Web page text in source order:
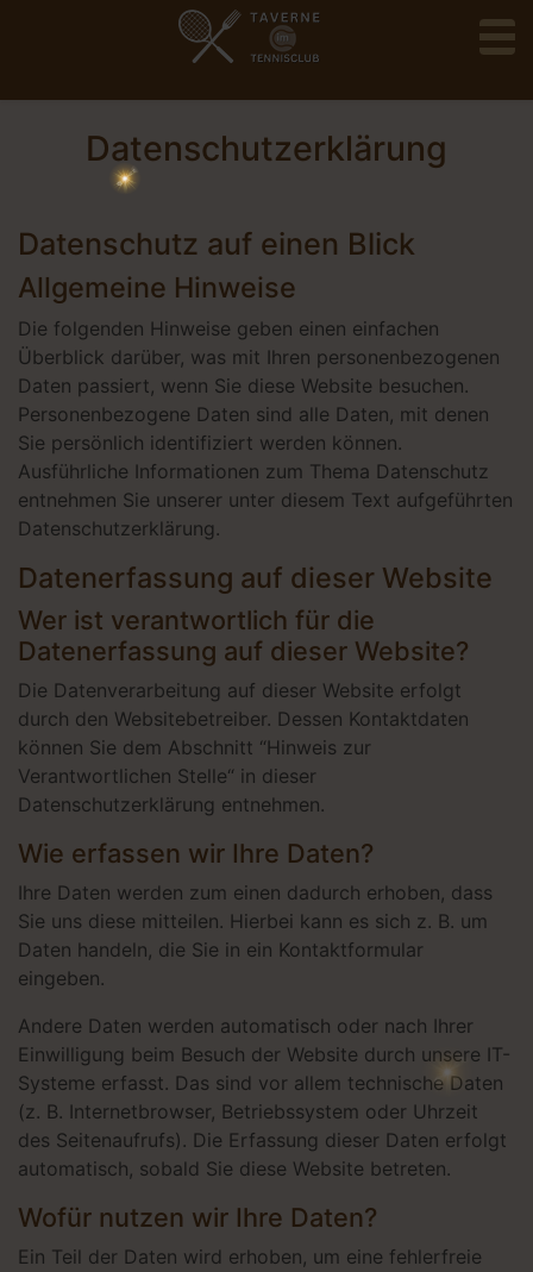
Datenschutzerklärung
Datenschutz auf einen Blick
Allgemeine Hinweise
Die folgenden Hinweise geben einen einfachen
Überblick darüber, was mit Ihren personenbezogenen
Daten passiert, wenn Sie diese Website besuchen.
Personenbezogene Daten sind alle Daten, mit denen
Sie persönlich identifiziert werden können.
Ausführliche Informationen zum Thema Datenschutz
entnehmen Sie unserer unter diesem Text aufgeführten
Datenschutzerklärung.
Datenerfassung auf dieser Website
Wer ist verantwortlich für die
Datenerfassung auf dieser Website?
Die Datenverarbeitung auf dieser Website erfolgt
durch den Websitebetreiber. Dessen Kontaktdaten
können Sie dem Abschnitt “Hinweis zur
Verantwortlichen Stelle“ in dieser
Datenschutzerklärung entnehmen.
Wie erfassen wir Ihre Daten?
Ihre Daten werden zum einen dadurch erhoben, dass
Sie uns diese mitteilen. Hierbei kann es sich z. B. um
Daten handeln, die Sie in ein Kontaktformular
eingeben.
Andere Daten werden automatisch oder nach Ihrer
Einwilligung beim Besuch der Website durch unsere IT-
Systeme erfasst. Das sind vor allem technische Daten
(z. B. Internetbrowser, Betriebssystem oder Uhrzeit
des Seitenaufrufs). Die Erfassung dieser Daten erfolgt
automatisch, sobald Sie diese Website betreten.
Wofür nutzen wir Ihre Daten?
Ein Teil der Daten wird erhoben, um eine fehlerfreie